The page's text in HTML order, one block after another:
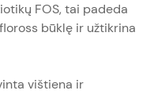
FOS, tai padeda
būklę ir užtikrina
vištiena ir